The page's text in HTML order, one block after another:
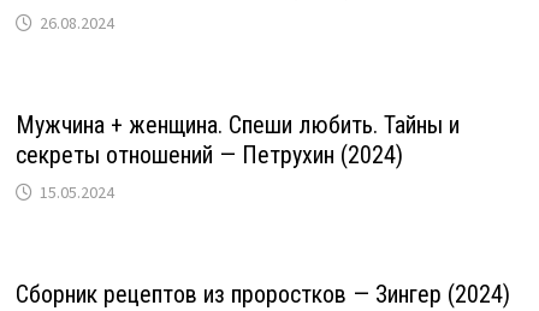
26.08.2024
Мужчина + женщина. Спеши любить. Тайны и
секреты отношений — Петрухин (2024)
15.05.2024
Сборник рецептов из проростков — Зингер (2024)